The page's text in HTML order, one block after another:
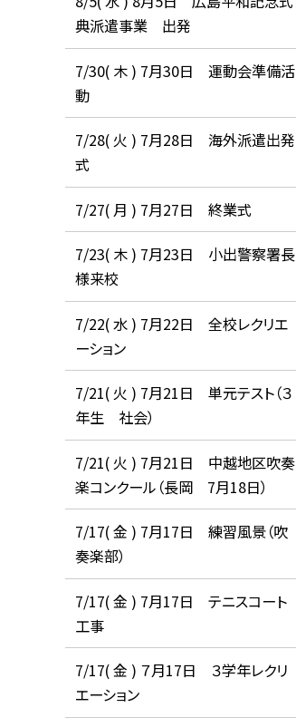
典派遣事業 出発
7/30( 木 ) 7月30日 運動会準備活
動
7/28( 火 ) 7月28日 海外派遣出発
式
7/27( 月 ) 7月27日 終業式
7/23( 木 ) 7月23日 小出警察署長
様来校
7/22( 水 ) 7月22日 全校レクリエ
ーション
7/21( 火 ) 7月21日 単元テスト（３
年生 社会）
7/21( 火 ) 7月21日 中越地区吹奏
楽コンクール（長岡 7月18日）
7/17( 金 ) 7月17日 練習風景（吹
奏楽部）
7/17( 金 ) 7月17日 テニスコート
工事
7/17( 金 ) ７月17日 ３学年レクリ
エーション